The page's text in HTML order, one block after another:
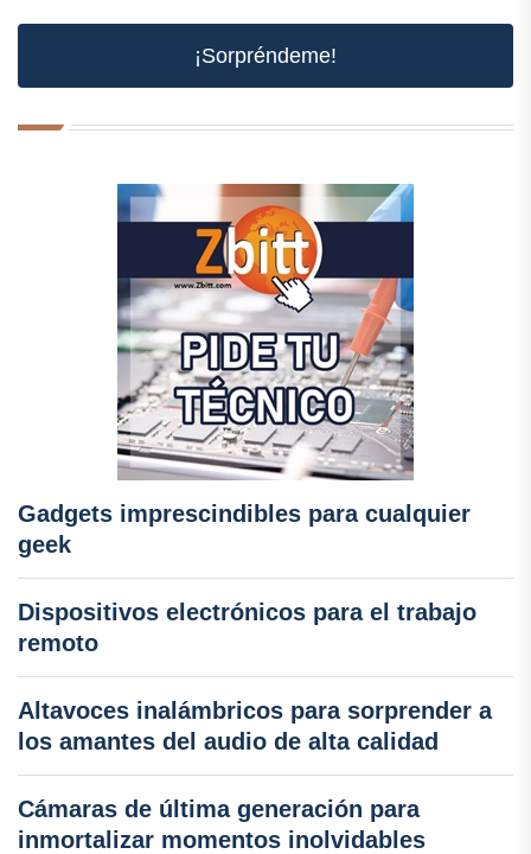
¡Sorpréndeme!
Gadgets imprescindibles para cualquier
geek
Dispositivos electrónicos para el trabajo
remoto
Altavoces inalámbricos para sorprender a
los amantes del audio de alta calidad
Cámaras de última generación para
inmortalizar momentos inolvidables